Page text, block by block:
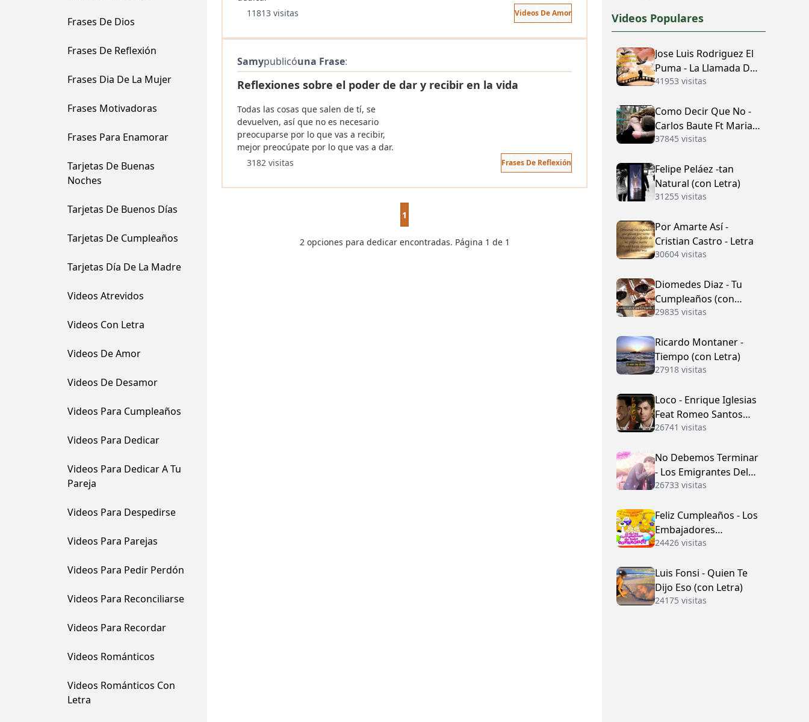
Frases De Dios
Frases De Reflexión
Frases Dia De La Mujer
Frases Motivadoras
Frases Para Enamorar
Tarjetas De Buenas
Noches
Tarjetas De Buenos Días
Tarjetas De Cumpleaños
Tarjetas Día De La Madre
Videos Atrevidos
Videos Con Letra
Videos De Amor
Videos De Desamor
Videos Para Cumpleaños
Videos Para Dedicar
Videos Para Dedicar A Tu
Pareja
Videos Para Despedirse
Videos Para Parejas
Videos Para Pedir Perdón
Videos Para Reconciliarse
Videos Para Recordar
Videos Románticos
Videos Románticos Con
Letra
11813 visitas Videos De Amor
Samypublicóuna Frase:
Reflexiones sobre el poder de dar y recibir en la vida
Todas las cosas que salen de tí, se
devuelven, así que no es necesario
preocuparse por lo que vas a recibir,
mejor preocúpate por lo que vas a dar.
3182 visitas
Frases De Reflexión
1
2 opciones para dedicar encontradas. Página 1 de 1
Videos Populares
Jose Luis Rodriguez El
Puma - La Llamada Del
Amor (con Letra)
41953 visitas
Como Decir Que No -
Carlos Baute Ft Maria
José (con Letra)
37845 visitas
Felipe Peláez -tan
Natural (con Letra)
31255 visitas
Por Amarte Así -
Cristian Castro - Letra
30604 visitas
Diomedes Diaz - Tu
Cumpleaños (con
Letra)
29835 visitas
Ricardo Montaner -
Tiempo (con Letra)
27918 visitas
Loco - Enrique Iglesias
Feat Romeo Santos
(con Letra)
26741 visitas
No Debemos Terminar
- Los Emigrantes Del
Vallenato
26733 visitas
Feliz Cumpleaños - Los
Embajadores
Vallenatos (con Letra)
24426 visitas
Luis Fonsi - Quien Te
Dijo Eso (con Letra)
24175 visitas